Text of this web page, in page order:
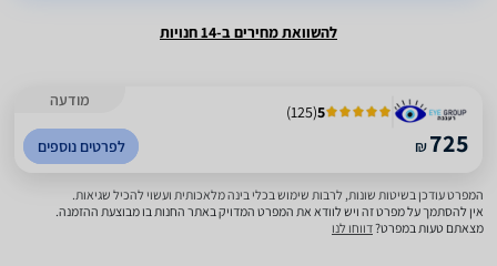
להשוואת מחירים ב-14 חנויות
מודעה
5
(
125
)
₪725 לפרטים נוספים
המפרט עודכן בשיטות שונות, לרבות שימוש בכלי בינה מלאכותית ועשוי להכיל שגיאות.
אין להסתמך על מפרט זה ויש לוודא את המפרט המדויק באתר החנות בו מבוצעת ההזמנה.
מצאתם טעות במפרט?דווחו לנו